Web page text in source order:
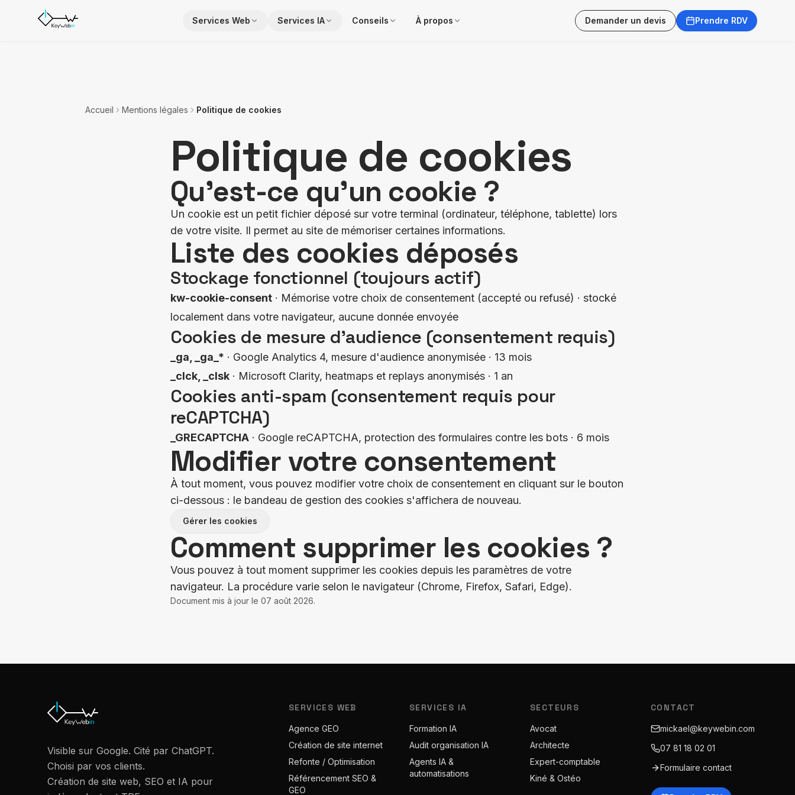
Aller au contenu
Services Web Services IA Conseils À propos Demander un devis Prendre RDV
Accueil Mentions légales Politique de cookies
Politique de cookies
Qu'est-ce qu'un cookie ?
Un cookie est un petit fichier déposé sur votre terminal (ordinateur, téléphone, tablette) lors
de votre visite. Il permet au site de mémoriser certaines informations.
Liste des cookies déposés
Stockage fonctionnel (toujours actif)
kw-cookie-consent · Mémorise votre choix de consentement (accepté ou refusé) · stocké
localement dans votre navigateur, aucune donnée envoyée
Cookies de mesure d'audience (consentement requis)
_ga, _ga_* · Google Analytics 4, mesure d'audience anonymisée · 13 mois
_clck, _clsk · Microsoft Clarity, heatmaps et replays anonymisés · 1 an
Cookies anti-spam (consentement requis pour
reCAPTCHA)
_GRECAPTCHA · Google reCAPTCHA, protection des formulaires contre les bots · 6 mois
Modifier votre consentement
À tout moment, vous pouvez modifier votre choix de consentement en cliquant sur le bouton
ci-dessous : le bandeau de gestion des cookies s'affichera de nouveau.
Gérer les cookies
Comment supprimer les cookies ?
Vous pouvez à tout moment supprimer les cookies depuis les paramètres de votre
navigateur. La procédure varie selon le navigateur (Chrome, Firefox, Safari, Edge).
Document mis à jour le 07 août 2026.
Visible sur Google. Cité par ChatGPT.
Choisi par vos clients.
Création de site web, SEO et IA pour
SERVICES WEB
Agence GEO
Création de site internet
Refonte / Optimisation
Référencement SEO &
GEO
SERVICES IA
Formation IA
Audit organisation IA
Agents IA &
automatisations
SECTEURS
Avocat
Architecte
Expert-comptable
Kiné & Ostéo
CONTACT
mickael@keywebin.com
07 81 18 02 01
Formulaire contact